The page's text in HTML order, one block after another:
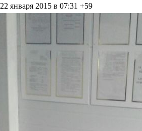
22 января 2015 в 07:31 +59